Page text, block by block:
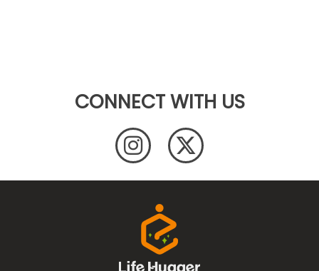
CONNECT WITH US